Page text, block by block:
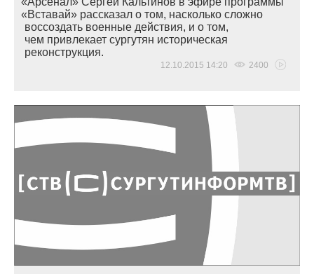
«Вставай» рассказал о том, насколько сложно
воссоздать военные действия, и о том,
чем привлекает сургутян историческая
реконструкция.
12.10.2015 14:20 2400